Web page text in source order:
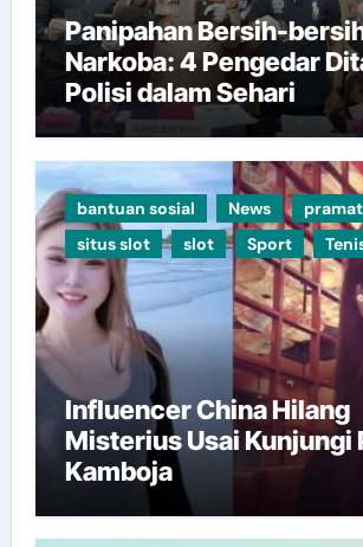
Panipahan Bersih-
Narkoba: 4 Pengedar
Polisi dalam Sehari
bantuan sosial News
situs slot
slot Sport
Influencer China Hilang
Misterius Usai Kunjungi
Kamboja